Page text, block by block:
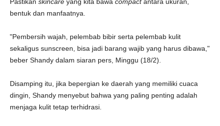
bentuk dan manfaatnya.
"Pembersih wajah, pelembab bibir serta pelembab kulit
sekaligus sunscreen, bisa jadi barang wajib yang harus dibawa,"
beber Shandy dalam siaran pers, Minggu (18/2).
Disamping itu, jika bepergian ke daerah yang memiliki cuaca
dingin, Shandy menyebut bahwa yang paling penting adalah
menjaga kulit tetap terhidrasi.